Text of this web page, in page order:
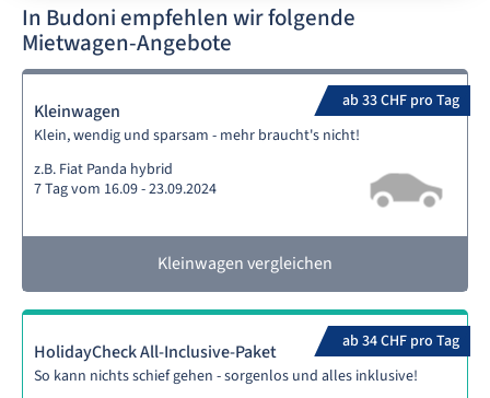
In Budoni empfehlen wir folgende
Mietwagen-Angebote
ab 33 CHF pro Tag
Kleinwagen
Klein, wendig und sparsam - mehr braucht's nicht!
z.B. Fiat Panda hybrid
7 Tag vom 16.09 - 23.09.2024
Kleinwagen vergleichen
ab 34 CHF pro Tag
HolidayCheck All-Inclusive-Paket
So kann nichts schief gehen - sorgenlos und alles inklusive!